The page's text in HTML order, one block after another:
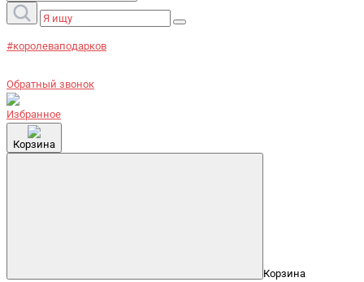
#королеваподарков
Обратный звонок
Избранное
Корзина
Корзина